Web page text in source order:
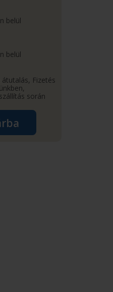
belül
belül
Fizetés
során